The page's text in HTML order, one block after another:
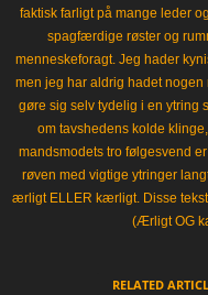
faktisk farligt på mange leder
spagfærdige røster og
menneskeforagt. Jeg hader
men jeg har aldrig hadet
gøre sig selv tydelig i en ytring
om tavshedens kolde
mandsmodets tro følgesvend
røven med vigtige ytringer
ærligt ELLER kærligt. Disse
(Ærligt OG
RELATED